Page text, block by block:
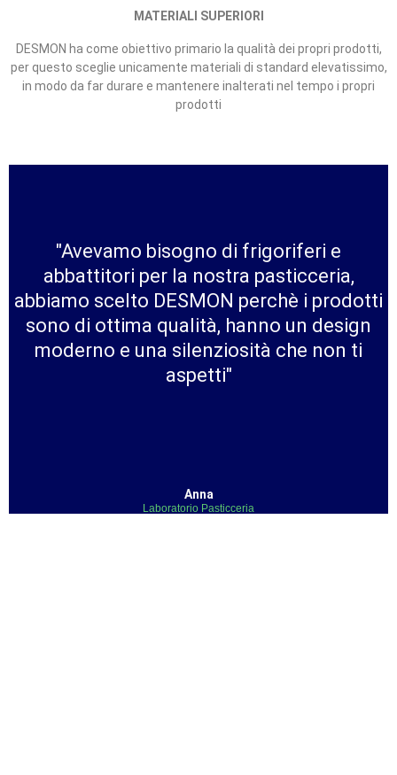
MATERIALI SUPERIORI
DESMON ha come obiettivo primario la qualità dei propri prodotti,
per questo sceglie unicamente materiali di standard elevatissimo,
in modo da far durare e mantenere inalterati nel tempo i propri
prodotti
"Avevamo bisogno di frigoriferi e
abbattitori per la nostra pasticceria,
abbiamo scelto DESMON perchè i prodotti
sono di ottima qualità, hanno un design
moderno e una silenziosità che non ti
aspetti"
Anna
Laboratorio Pasticceria